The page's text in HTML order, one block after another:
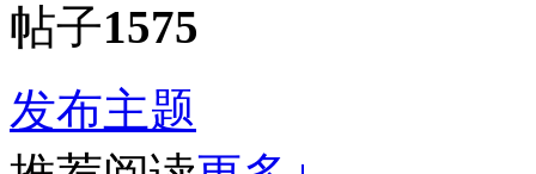
帖子1575
发布主题